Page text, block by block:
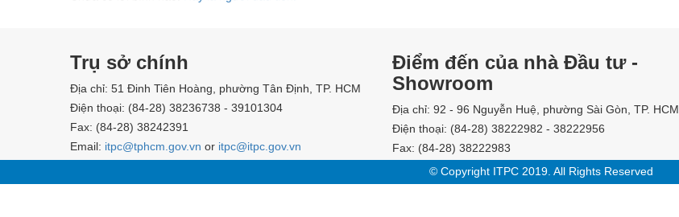
Trụ sở chính
Địa chỉ: 51 Đinh Tiên Hoàng, phường Tân Định, TP. HCM
Điện thoại: (84-28) 38236738 - 39101304
Fax: (84-28) 38242391
Email: itpc@tphcm.gov.vn or itpc@itpc.gov.vn
Điểm đến của nhà Đầu tư -
Showroom
Địa chỉ: 92 - 96 Nguyễn Huệ, phường Sài Gòn, TP. HCM
Điện thoại: (84-28) 38222982 - 38222956
Fax: (84-28) 38222983
© Copyright ITPC 2019. All Rights Reserved